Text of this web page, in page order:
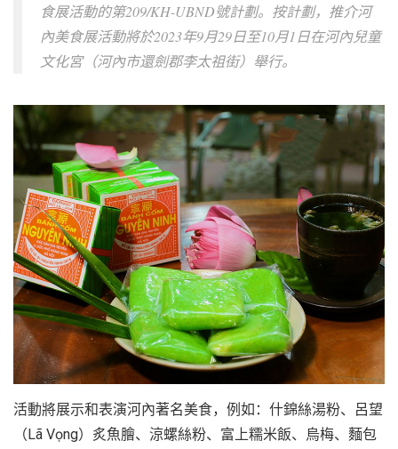
夥
伴！
LOCAL
旅
行
社
食展活動的第209/KH-UBND號計劃。按計劃，推介河
內美食展活動將於2023年9月29日至10月1日在河內兒童
文化宮（河內市還劍郡李太祖街）舉行。
活動將展示和表演河內著名美食，例如：什錦絲湯粉、呂望
（Lã Vọng）炙魚膾、涼螺絲粉、富上糯米飯、烏梅、麵包